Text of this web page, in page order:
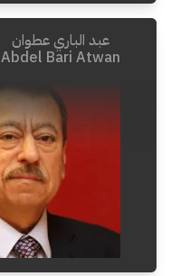
عبد الباري عطوان
Abdel Bari Atwan